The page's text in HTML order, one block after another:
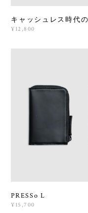
キャッシュレス時代
¥12,800
PRESSo L
¥15,700